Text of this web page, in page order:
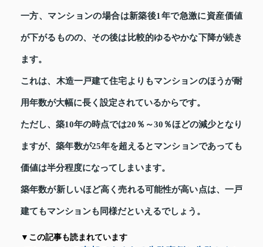
一方、マンションの場合は新築後1年で急激に資産価値
が下がるものの、その後は比較的ゆるやかな下降が続き
ます。
これは、木造一戸建て住宅よりもマンションのほうが耐
用年数が大幅に長く設定されているからです。
ただし、築10年の時点では20％～30％ほどの減少となり
ますが、築年数が25年を超えるとマンションであっても
価値は半分程度になってしまいます。
築年数が新しいほど高く売れる可能性が高い点は、一戸
建てもマンションも同様だといえるでしょう。
▼この記事も読まれています